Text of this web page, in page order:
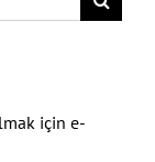
için e-